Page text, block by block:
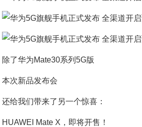
除了华为Mate30系列5G版
本次新品发布会
还给我们带来了另一个惊喜：
HUAWEI Mate X，即将开售！